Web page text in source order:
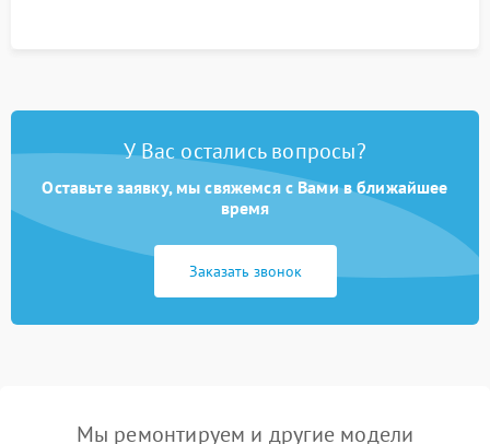
У Вас остались вопросы?
Оставьте заявку, мы свяжемся с Вами в ближайшее
время
Заказать звонок
Мы ремонтируем и другие модели